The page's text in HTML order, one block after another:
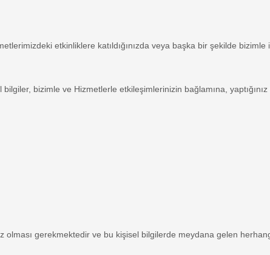
etkinliklere katıldığınızda veya başka bir şekilde
bilgiler, bizimle ve Hizmetlerle etkileşimlerinizin bağlamına,
olması gerekmektedir ve bu kişisel bilgilerde meydana gelen